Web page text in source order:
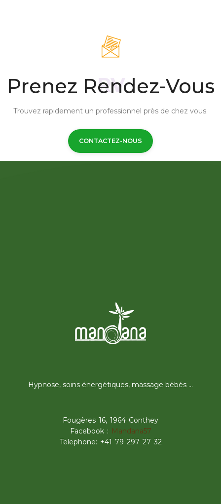
Prenez Rendez-Vous
Trouvez rapidement un professionnel près de chez vous.
CONTACTEZ-NOUS
Hypnose, soins énergétiques, massage bébés …
Fougères 16, 1964 Conthey
Facebook : Mandana57
Telephone: +41 79 297 27 32